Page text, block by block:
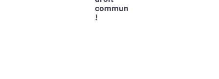
commun
!